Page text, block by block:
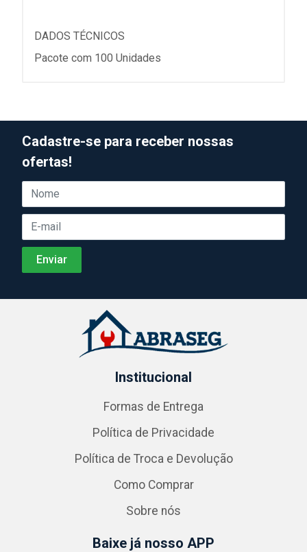
DADOS TÉCNICOS
Pacote com 100 Unidades
Cadastre-se para receber nossas
ofertas!
Institucional
Formas de Entrega
Política de Privacidade
Política de Troca e Devolução
Como Comprar
Sobre nós
Baixe já nosso APP